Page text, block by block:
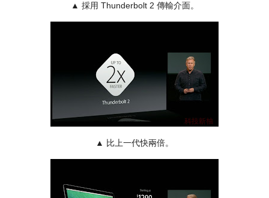
▲ 採用 Thunderbolt 2 傳輸介面。
▲ 比上一代快兩倍。